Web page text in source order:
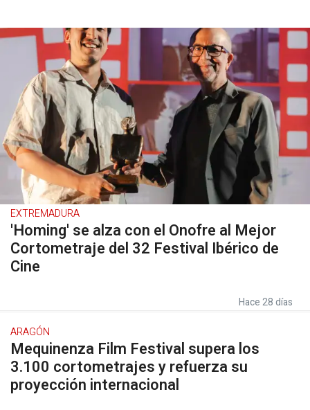
EXTREMADURA
'Homing' se alza con el Onofre al Mejor
Cortometraje del 32 Festival Ibérico de
Cine
Hace 28 días
ARAGÓN
Mequinenza Film Festival supera los
3.100 cortometrajes y refuerza su
proyección internacional